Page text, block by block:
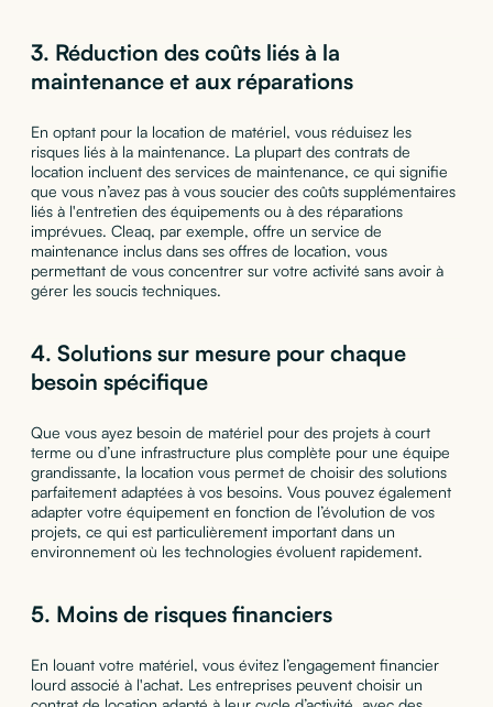
3. Réduction des coûts liés à la
maintenance et aux réparations
En optant pour la location de matériel, vous réduisez les
risques liés à la maintenance. La plupart des contrats de
location incluent des services de maintenance, ce qui signifie
que vous n’avez pas à vous soucier des coûts supplémentaires
liés à l'entretien des équipements ou à des réparations
imprévues. Cleaq, par exemple, offre un service de
maintenance inclus dans ses offres de location, vous
permettant de vous concentrer sur votre activité sans avoir à
gérer les soucis techniques.
4. Solutions sur mesure pour chaque
besoin spécifique
Que vous ayez besoin de matériel pour des projets à court
terme ou d’une infrastructure plus complète pour une équipe
grandissante, la location vous permet de choisir des solutions
parfaitement adaptées à vos besoins. Vous pouvez également
adapter votre équipement en fonction de l’évolution de vos
projets, ce qui est particulièrement important dans un
environnement où les technologies évoluent rapidement.
5. Moins de risques financiers
En louant votre matériel, vous évitez l’engagement financier
lourd associé à l'achat. Les entreprises peuvent choisir un